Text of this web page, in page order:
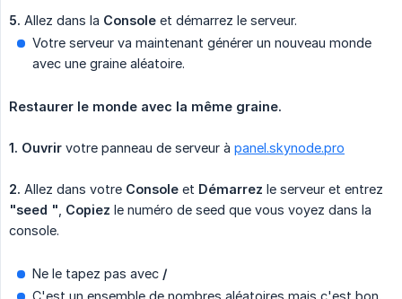
5. Allez dans la Console et démarrez le serveur.
Votre serveur va maintenant générer un nouveau monde
avec une graine aléatoire.
Restaurer le monde avec la même graine.
1. Ouvrir votre panneau de serveur à panel.skynode.pro
2. Allez dans votre Console et Démarrez le serveur et entrez
"seed " Copiez le numéro de seed que vous voyez dans la
console.
Ne le tapez pas avec /
C'est un ensemble de nombres aléatoires mais c'est bon.